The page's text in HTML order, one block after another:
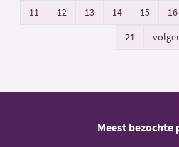
11
12 13 14 15 16
21
Meest bezochte